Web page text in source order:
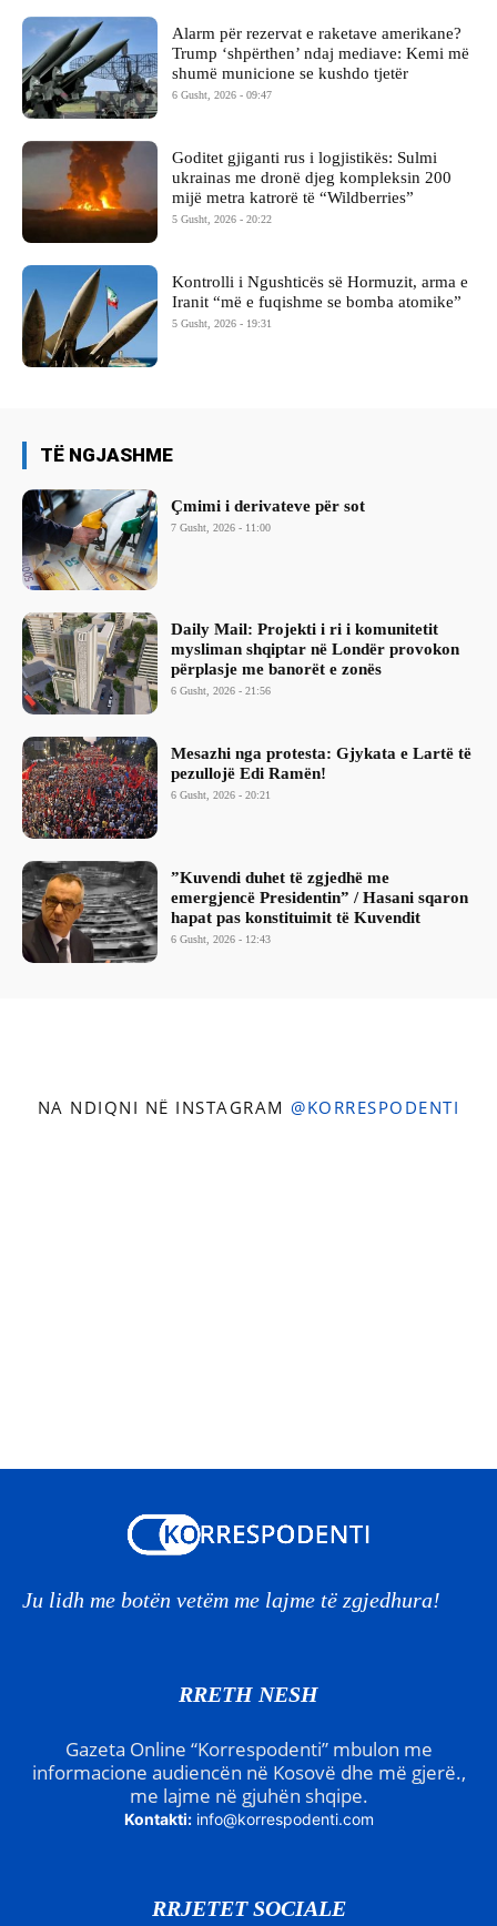
Alarm për rezervat e raketave amerikane?
Trump ‘shpërthen’ ndaj mediave: Kemi më
shumë municione se kushdo tjetër
6 Gusht, 2026 - 09:47
Goditet gjiganti rus i logjistikës: Sulmi
ukrainas me dronë djeg kompleksin 200
mijë metra katrorë të “Wildberries”
5 Gusht, 2026 - 20:22
Kontrolli i Ngushticës së Hormuzit, arma e
Iranit “më e fuqishme se bomba atomike”
5 Gusht, 2026 - 19:31
TË NGJASHME
Çmimi i derivateve për sot
7 Gusht, 2026 - 11:00
Daily Mail: Projekti i ri i komunitetit
mysliman shqiptar në Londër provokon
përplasje me banorët e zonës
6 Gusht, 2026 - 21:56
Mesazhi nga protesta: Gjykata e Lartë të
pezullojë Edi Ramën!
6 Gusht, 2026 - 20:21
​”Kuvendi duhet të zgjedhë me
emergjencë Presidentin” / Hasani sqaron
hapat pas konstituimit të Kuvendit
6 Gusht, 2026 - 12:43
NA NDIQNI NË INSTAGRAM @KORRESPODENTI
Ju lidh me botën vetëm me lajme të zgjedhura!
RRETH NESH
Gazeta Online “Korrespodenti” mbulon me
informacione audiencën në Kosovë dhe më gjerë.,
me lajme në gjuhën shqipe.
Kontakti: info@korrespodenti.com
RRJETET SOCIALE